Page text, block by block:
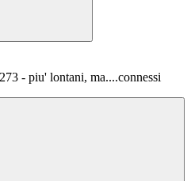
- piu' lontani, ma....connessi